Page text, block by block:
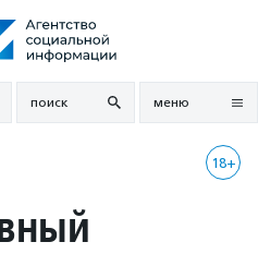
поиск меню
18+